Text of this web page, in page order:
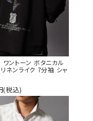
る
ントーン ボタニカル
ネンライク 7分袖 シャ
(税込)